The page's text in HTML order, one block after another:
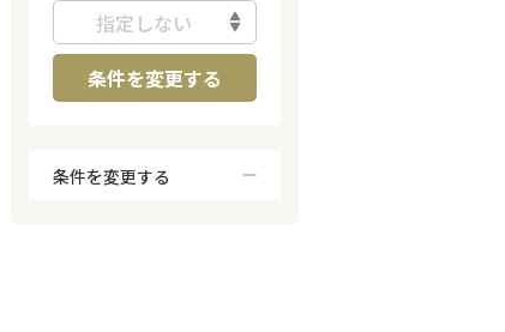
指定しない
条件を変更する
条件を変更する